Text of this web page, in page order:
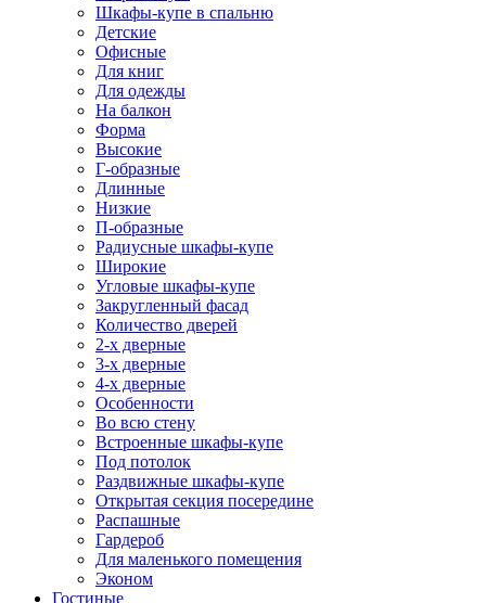
Шкафы-купе в спальню
Детские
Офисные
Для книг
Для одежды
На балкон
Форма
Высокие
Г-образные
Длинные
Низкие
П-образные
Радиусные шкафы-купе
Широкие
Угловые шкафы-купе
Закругленный фасад
Количество дверей
2-х дверные
3-х дверные
4-х дверные
Особенности
Во всю стену
Встроенные шкафы-купе
Под потолок
Раздвижные шкафы-купе
Открытая секция посередине
Распашные
Гардероб
Для маленького помещения
Эконом
Гостиные